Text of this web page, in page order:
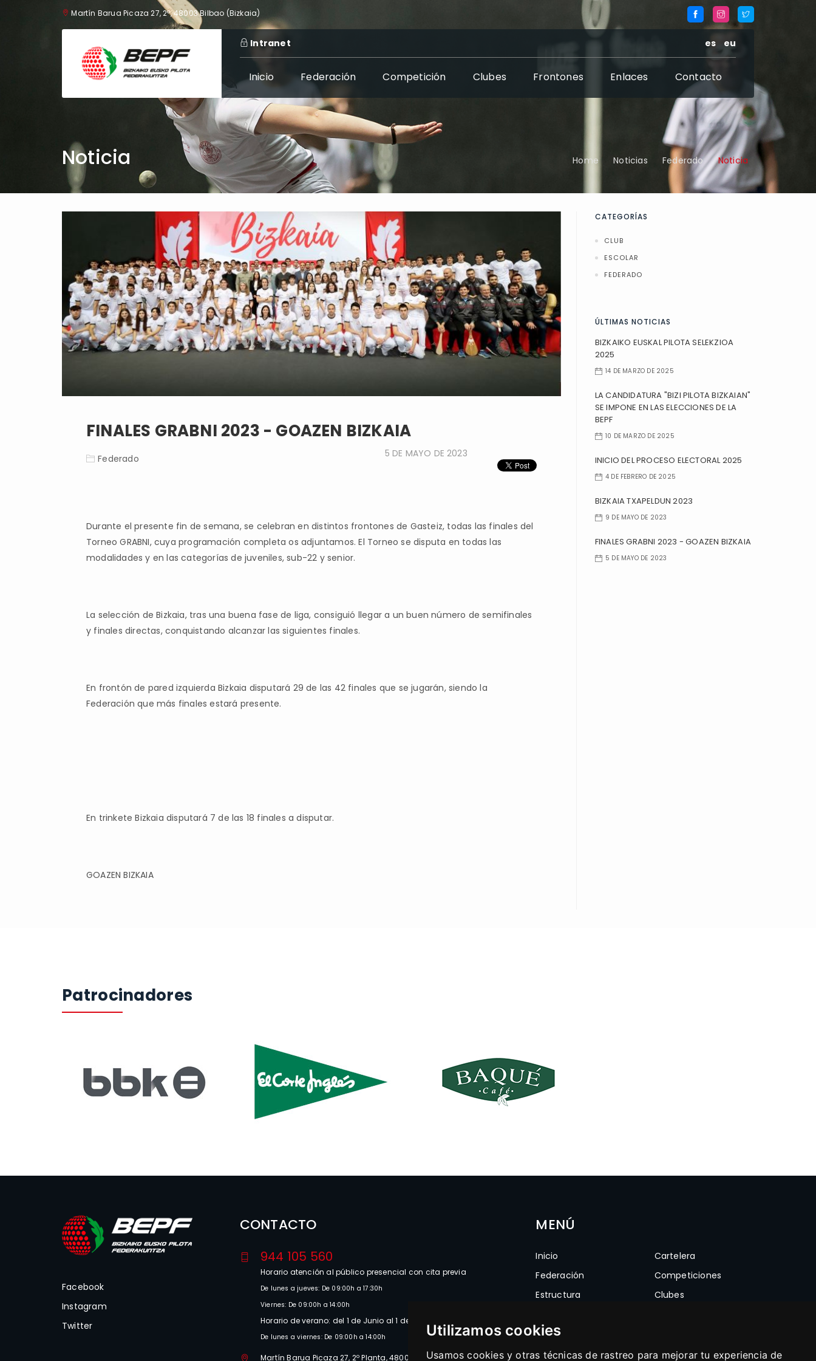
Utilizamos cookies
Usamos cookies y otras técnicas de rastreo para mejorar tu experiencia de
Martín Barua Picaza 27, 2º, 48003 Bilbao (Bizkaia)
Intranet es eu
Inicio Federación Competición Clubes Frontones Enlaces Contacto
Noticia Home Noticias Federado Noticia
FINALES GRABNI 2023 - GOAZEN BIZKAIA
Federado 5 DE MAYO DE 2023
Durante el presente fin de semana, se celebran en distintos frontones de Gasteiz, todas las finales del
Torneo GRABNI, cuya programación completa os adjuntamos. El Torneo se disputa en todas las
modalidades y en las categorías de juveniles, sub-22 y senior.
La selección de Bizkaia, tras una buena fase de liga, consiguió llegar a un buen número de semifinales
y finales directas, conquistando alcanzar las siguientes finales.
En frontón de pared izquierda Bizkaia disputará 29 de las 42 finales que se jugarán, siendo la
Federación que más finales estará presente.
En trinkete Bizkaia disputará 7 de las 18 finales a disputar.
GOAZEN BIZKAIA
CATEGORÍAS
CLUB
ESCOLAR
FEDERADO
ÚLTIMAS NOTICIAS
BIZKAIKO EUSKAL PILOTA SELEKZIOA
2025
14 DE MARZO DE 2025
LA CANDIDATURA "BIZI PILOTA BIZKAIAN"
SE IMPONE EN LAS ELECCIONES DE LA
BEPF
10 DE MARZO DE 2025
INICIO DEL PROCESO ELECTORAL 2025
4 DE FEBRERO DE 2025
BIZKAIA TXAPELDUN 2023
9 DE MAYO DE 2023
FINALES GRABNI 2023 - GOAZEN BIZKAIA
5 DE MAYO DE 2023
Patrocinadores
Facebook
Instagram
Twitter
CONTACTO
944 105 560
Horario atención al público presencial con cita previa
De lunes a jueves: De 09:00h a 17:30h
Viernes: De 09:00h a 14:00h
Horario de verano: del 1 de Junio al 1 de Septiembre
De lunes a viernes: De 09:00h a 14:00h
Martín Barua Picaza 27, 2º Planta, 48003 Bilbao (Bizkaia)
MENÚ
Inicio
Federación
Estructura
Documentos
Multimedia
Cartelera
Competiciones
Clubes
Contacto